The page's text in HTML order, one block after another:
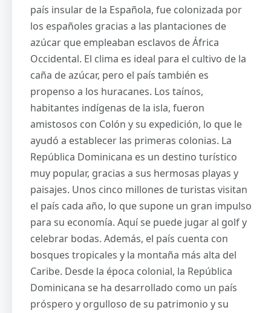
país insular de la Española, fue colonizada por
los españoles gracias a las plantaciones de
azúcar que empleaban esclavos de África
Occidental. El clima es ideal para el cultivo de la
caña de azúcar, pero el país también es
propenso a los huracanes. Los taínos,
habitantes indígenas de la isla, fueron
amistosos con Colón y su expedición, lo que le
ayudó a establecer las primeras colonias. La
República Dominicana es un destino turístico
muy popular, gracias a sus hermosas playas y
paisajes. Unos cinco millones de turistas visitan
el país cada año, lo que supone un gran impulso
para su economía. Aquí se puede jugar al golf y
celebrar bodas. Además, el país cuenta con
bosques tropicales y la montaña más alta del
Caribe. Desde la época colonial, la República
Dominicana se ha desarrollado como un país
próspero y orgulloso de su patrimonio y su